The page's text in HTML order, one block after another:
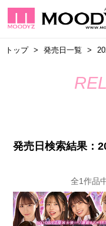
トップ 発売日一覧
発売日検索結果：
全1作品